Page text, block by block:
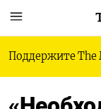
Поддержите The